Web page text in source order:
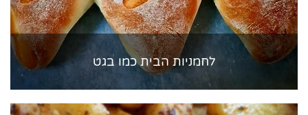
לחמניות הבית כמו בגט